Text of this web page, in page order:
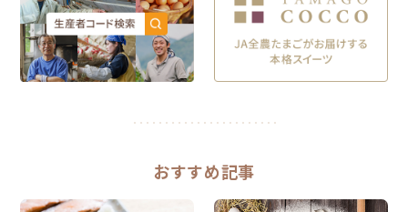
おすすめ記事